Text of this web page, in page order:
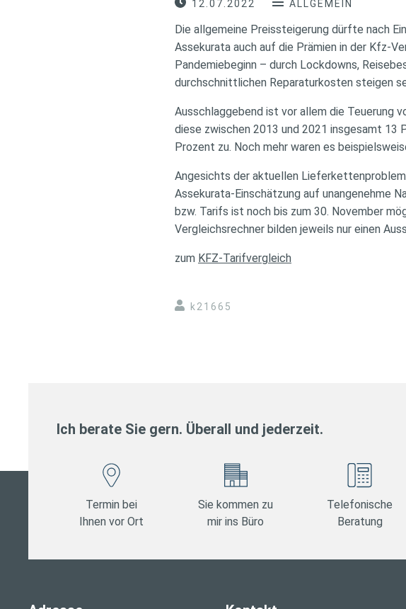
12.07.2022 ALLGEMEIN
Die allgemeine Preissteigerung dürfte nach
Assekurata auch auf die Prämien in der Kfz-
Pandemiebeginn – durch Lockdowns,
durchschnittlichen Reparaturkosten steigen
Ausschlaggebend ist vor allem die Teuerung
diese zwischen 2013 und 2021 insgesamt
Prozent zu. Noch mehr waren es
Angesichts der aktuellen
Assekurata-Einschätzung auf unangenehme
bzw. Tarifs ist noch bis zum 30. November
Vergleichsrechner bilden jeweils nur einen
zum KFZ-Tarifvergleich
k21665
Ich berate Sie gern. Überall und jederzeit.
Termin bei
Ihnen vor Ort
Sie kommen zu
mir ins Büro
Telefonische
Beratung